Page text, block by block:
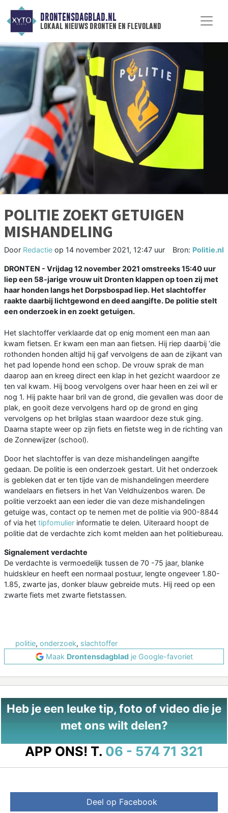
DRONTENSDAGBLAD.NL
lokaal nieuws dronten en flevoland
POLITIE ZOEKT GETUIGEN
MISHANDELING
Door Redactie op 14 november 2021, 12:47 uur Bron: Politie.nl
DRONTEN - Vrijdag 12 november 2021 omstreeks 15:40 uur
liep een 58-jarige vrouw uit Dronten klappen op toen zij met
haar honden langs het Dorpsbospad liep. Het slachtoffer
raakte daarbij lichtgewond en deed aangifte. De politie stelt
een onderzoek in en zoekt getuigen.
Het slachtoffer verklaarde dat op enig moment een man aan
kwam fietsen. Er kwam een man aan fietsen. Hij riep daarbij ‘die
rothonden honden altijd hij gaf vervolgens de aan de zijkant van
het pad lopende hond een schop. De vrouw sprak de man
daarop aan en kreeg direct een klap in het gezicht waardoor ze
ten val kwam. Hij boog vervolgens over haar heen en zei wil er
nog 1. Hij pakte haar bril van de grond, die gevallen was door de
plak, en gooit deze vervolgens hard op de grond en ging
vervolgens op het brilglas staan waardoor deze stuk ging.
Daarna stapte weer op zijn fiets en fietste weg in de richting van
de Zonnewijzer (school).
Door het slachtoffer is van deze mishandelingen aangifte
gedaan. De politie is een onderzoek gestart. Uit het onderzoek
is gebleken dat er ten tijde van de mishandelingen meerdere
wandelaars en fietsers in het Van Veldhuizenbos waren. De
politie verzoekt aan een ieder die van deze mishandelingen
getuige was, contact op te nemen met de politie via 900-8844
of via het tipfomulier informatie te delen. Uiteraard hoopt de
politie dat de verdachte zich komt melden aan het politiebureau.
Signalement verdachte
De verdachte is vermoedelijk tussen de 70 -75 jaar, blanke
huidskleur en heeft een normaal postuur, lengte ongeveer 1.80-
1.85, zwarte jas, donker blauw gebreide muts. Hij reed op een
zwarte fiets met zwarte fietstassen.
politie, onderzoek, slachtoffer
Maak Drontensdagbladje Google-favoriet
Heb je een leuke tip, foto of video die je
met ons wilt delen?
APP ONS! T. 06 - 574 71 321
Deel op Facebook